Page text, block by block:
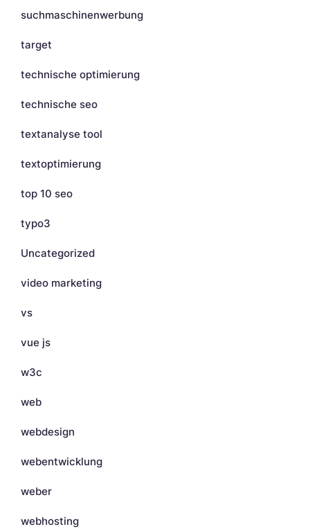
suchmaschinenwerbung
target
technische optimierung
technische seo
textanalyse tool
textoptimierung
top 10 seo
typo3
Uncategorized
video marketing
vs
vue js
w3c
web
webdesign
webentwicklung
weber
webhosting